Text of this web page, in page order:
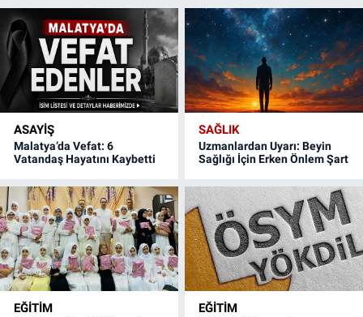
ASAYIŞ
Malatya’da Vefat: 6
Vatandaş Hayatını Kaybetti
SAĞLIK
Uzmanlardan Uyarı: Beyin
Sağlığı İçin Erken Önlem Şart
EĞITIM EĞITIM